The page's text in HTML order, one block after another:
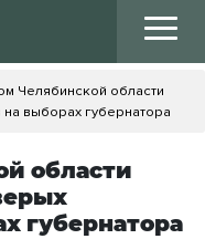
Челябинской области
выборах губернатора
области
губернатора